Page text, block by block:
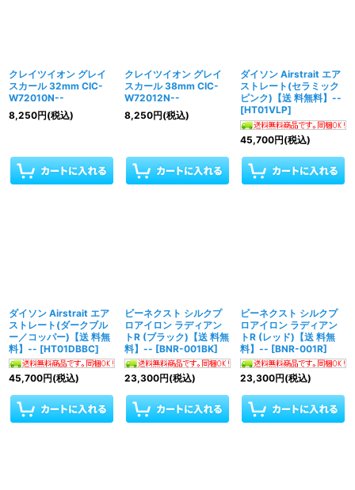
クレイツイオン グレイ
スカール 32mm CIC-
W72010N--
8,250円(税込)
クレイツイオン グレイ
スカール 38mm CIC-
W72012N--
8,250円(税込)
ダイソン Airstrait エア
ストレート(セラミック
ピンク)【送 料無料】--
[HT01VLP]
45,700円(税込)
ダイソン Airstrait エア
ストレート(ダークブル
ー／コッパー)【送 料無
料】-- [HT01DBBC]
45,700円(税込)
ビーネクスト シルクプ
ロアイロン ラディアン
トR (ブラック)【送 料無
料】-- [BNR-001BK]
23,300円(税込)
ビーネクスト シルクプ
ロアイロン ラディアン
トR (レッド)【送 料無
料】-- [BNR-001R]
23,300円(税込)